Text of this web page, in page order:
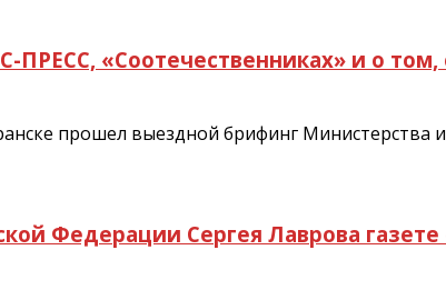
«Соотечественниках» и о том,
прошел выездной брифинг Министерства
Федерации Сергея Лаврова